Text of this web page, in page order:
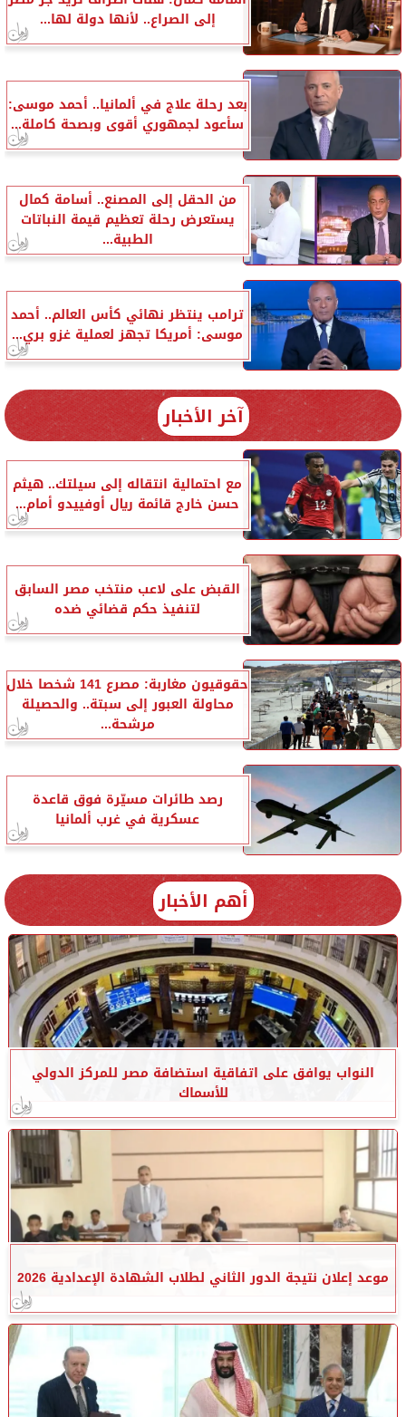
إلى الصراع.. لأنها دولة لها...
بعد رحلة علاج في ألمانيا.. أحمد موسى:
سأعود لجمهوري أقوى وبصحة كاملة...
من الحقل إلى المصنع.. أسامة كمال
يستعرض رحلة تعظيم قيمة النباتات
الطبية...
ترامب ينتظر نهائي كأس العالم.. أحمد
موسى: أمريكا تجهز لعملية غزو بري...
آخر الأخبار
مع احتمالية انتقاله إلى سيلتك.. هيثم
حسن خارج قائمة ريال أوفييدو أمام...
القبض على لاعب منتخب مصر السابق
لتنفيذ حكم قضائي ضده
حقوقيون مغاربة: مصرع 141 شخصا خلال
محاولة العبور إلى سبتة.. والحصيلة
مرشحة...
رصد طائرات مسيّرة فوق قاعدة
عسكرية في غرب ألمانيا
أهم الأخبار
النواب يوافق على اتفاقية استضافة مصر للمركز الدولي
للأسماك
موعد إعلان نتيجة الدور الثاني لطلاب الشهادة الإعدادية 2026